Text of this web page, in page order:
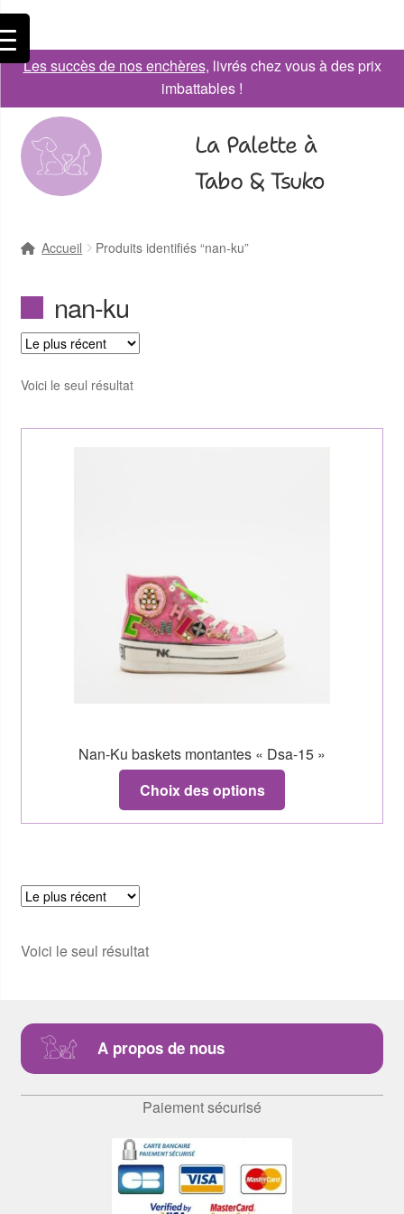
Les succès de nos enchères, livrés chez vous à des prix
imbattables !
La Palette à
Tabo & Tsuko
Accueil Produits identifiés “nan-ku”
nan-ku
Voici le seul résultat
Nan-Ku baskets montantes « Dsa-15 »
Choix des options
Voici le seul résultat
A propos de nous
Paiement sécurisé